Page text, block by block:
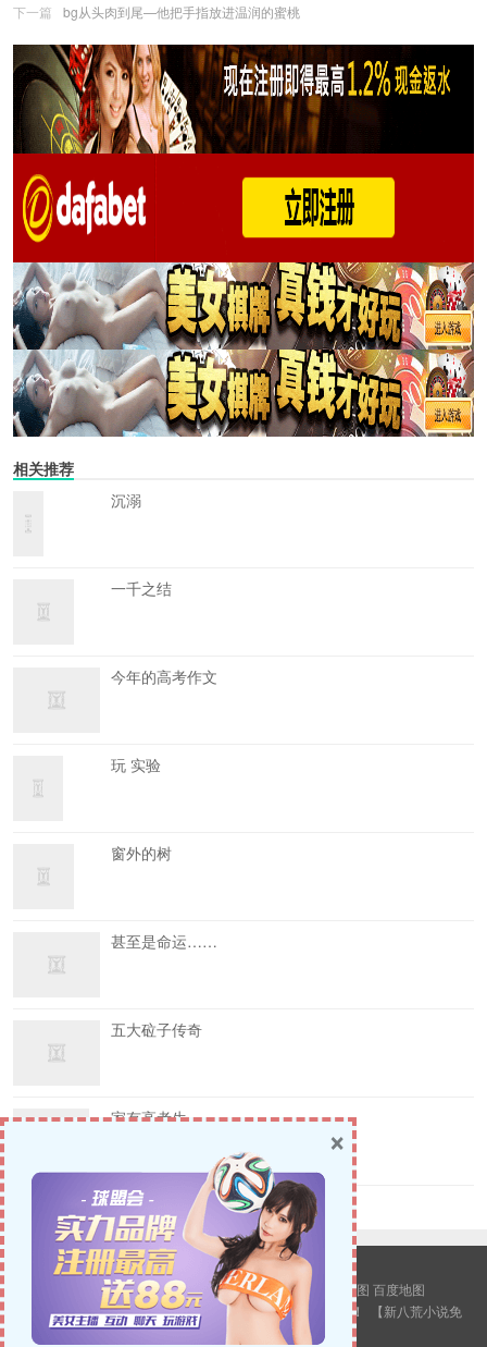
下一篇
bg从头肉到尾—他把手指放进温润的蜜桃
相关推荐
沉溺
一千之结
今年的高考作文
玩 实验
窗外的树
甚至是命运……
五大砬子传奇
家有高考生
© 2026新八荒小说网 版权所有.站点地图 谷歌地图 百度地图
警告：本站所有内容均来源互联网，转载只为更多人观看！ 【新八荒小说免
×